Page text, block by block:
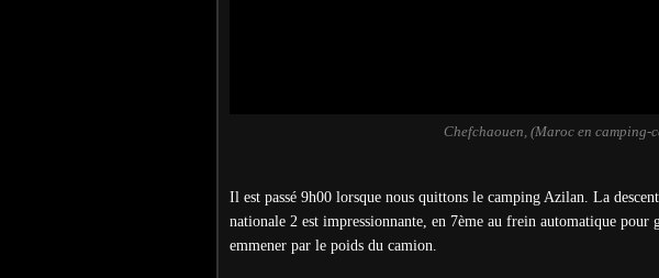
Chefchaouen, (Maroc en camping-
Il est passé 9h00 lorsque nous quittons le camping Azilan. La
nationale 2 est impressionnante, en 7ème au frein automatique pour
emmener par le poids du camion.